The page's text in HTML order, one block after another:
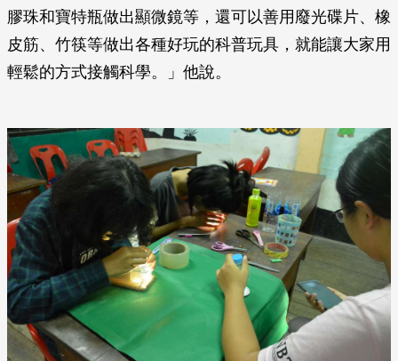
膠珠和寶特瓶做出顯微鏡等，還可以善用廢光碟片、橡
皮筋、竹筷等做出各種好玩的科普玩具，就能讓大家用
輕鬆的方式接觸科學。」他說。